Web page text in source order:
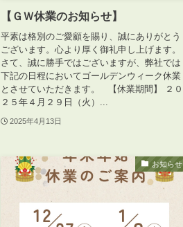
【ＧＷ休業のお知らせ】
平素は格別のご愛顧を賜り、誠にありがとう
ございます。心より厚く御礼申し上げます。
さて、誠に勝手ではございますが、弊社では
下記の日程においてゴールデンウィーク休業
とさせていただきます。 【休業期間】 ２０
２５年４月２９日（火）...
2025年4月13日
お知らせ